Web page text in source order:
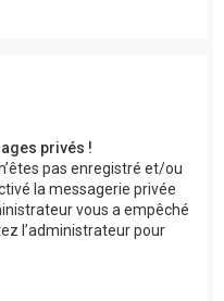
privés !
pas enregistré et/ou
la messagerie privée
vous a empêché
l’administrateur pour